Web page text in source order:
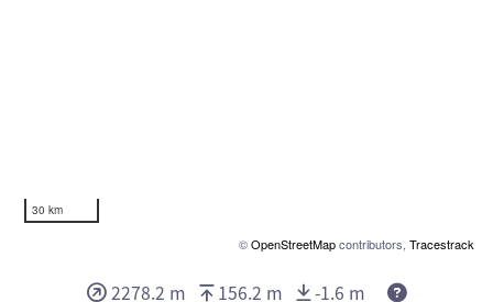
30 km
©OpenStreetMapcontributors, Tracestrack
2278.2 m 156.2 m -1.6 m